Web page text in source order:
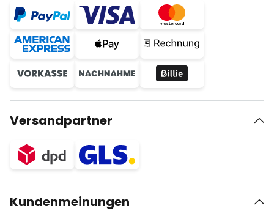
Versandpartner
Kundenmeinungen